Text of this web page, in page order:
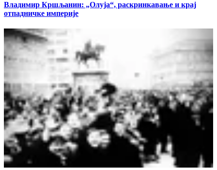
Владимир Кршљанин: „Олуја“, раскринкавање и крај
отпадничке империје